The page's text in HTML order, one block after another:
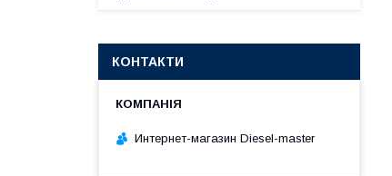
КОНТАКТИ
Интернет-магазин Diesel-master